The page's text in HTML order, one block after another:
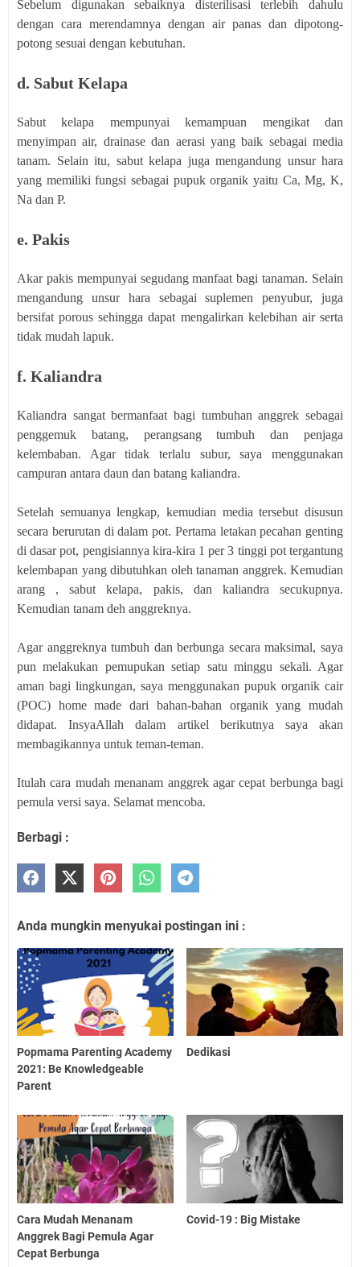
Sebelum digunakan sebaiknya disterilisasi terlebih dahulu
dengan cara merendamnya dengan air panas dan dipotong-
potong sesuai dengan kebutuhan.
d. Sabut Kelapa
Sabut kelapa mempunyai kemampuan mengikat dan
menyimpan air, drainase dan aerasi yang baik sebagai media
tanam. Selain itu, sabut kelapa juga mengandung unsur hara
yang memiliki fungsi sebagai pupuk organik yaitu Ca, Mg, K,
Na dan P.
e. Pakis
Akar pakis mempunyai segudang manfaat bagi tanaman. Selain
mengandung unsur hara sebagai suplemen penyubur, juga
bersifat porous sehingga dapat mengalirkan kelebihan air serta
tidak mudah lapuk.
f. Kaliandra
Kaliandra sangat bermanfaat bagi tumbuhan anggrek sebagai
penggemuk batang, perangsang tumbuh dan penjaga
kelembaban. Agar tidak terlalu subur, saya menggunakan
campuran antara daun dan batang kaliandra.
Setelah semuanya lengkap, kemudian media tersebut disusun
secara berurutan di dalam pot. Pertama letakan pecahan genting
di dasar pot, pengisiannya kira-kira 1 per 3 tinggi pot tergantung
kelembapan yang dibutuhkan oleh tanaman anggrek. Kemudian
arang , sabut kelapa, pakis, dan kaliandra secukupnya.
Kemudian tanam deh anggreknya.
Agar anggreknya tumbuh dan berbunga secara maksimal, saya
pun melakukan pemupukan setiap satu minggu sekali. Agar
aman bagi lingkungan, saya menggunakan pupuk organik cair
(POC) home made dari bahan-bahan organik yang mudah
didapat. InsyaAllah dalam artikel berikutnya saya akan
membagikannya untuk teman-teman.
Itulah cara mudah menanam anggrek agar cepat berbunga bagi
pemula versi saya. Selamat mencoba.
Berbagi :
Anda mungkin menyukai postingan ini :
Popmama Parenting Academy
2021: Be Knowledgeable
Parent
Dedikasi
Cara Mudah Menanam
Anggrek Bagi Pemula Agar
Cepat Berbunga
Covid-19 : Big Mistake